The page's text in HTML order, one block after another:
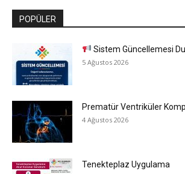
POPÜLER
Sistem Güncellemesi
5 Ağustos 2026
Prematür Ventriküler
4 Ağustos 2026
Tenekteplaz Uygulama